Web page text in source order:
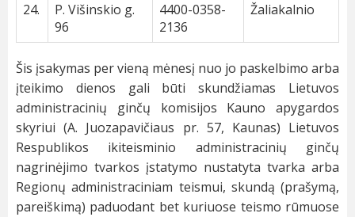
24.
P. Višinskio g.
96
4400-0358-
2136
Žaliakalnio
Šis įsakymas per vieną mėnesį nuo jo paskelbimo arba
įteikimo dienos gali būti skundžiamas Lietuvos
administracinių ginčų komisijos Kauno apygardos
skyriui (A. Juozapavičiaus pr. 57, Kaunas) Lietuvos
Respublikos ikiteisminio administracinių ginčų
nagrinėjimo tvarkos įstatymo nustatyta tvarka arba
Regionų administraciniam teismui, skundą (prašymą,
pareiškimą) paduodant bet kuriuose teismo rūmuose